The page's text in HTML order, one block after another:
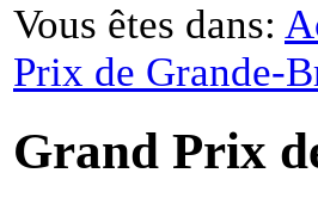
Vous êtes dans:
Prix de Grande-
Grand Prix